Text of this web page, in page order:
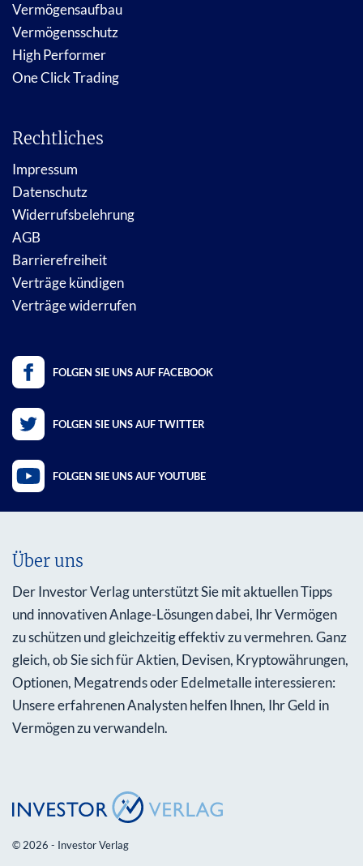
Vermögensaufbau
Vermögensschutz
High Performer
One Click Trading
Rechtliches
Impressum
Datenschutz
Widerrufsbelehrung
AGB
Barrierefreiheit
Verträge kündigen
Verträge widerrufen
FOLGEN SIE UNS AUF FACEBOOK
FOLGEN SIE UNS AUF TWITTER
FOLGEN SIE UNS AUF YOUTUBE
Über uns
Der Investor Verlag unterstützt Sie mit aktuellen Tipps
und innovativen Anlage-Lösungen dabei, Ihr Vermögen
zu schützen und gleichzeitig effektiv zu vermehren. Ganz
gleich, ob Sie sich für Aktien, Devisen, Kryptowährungen,
Optionen, Megatrends oder Edelmetalle interessieren:
Unsere erfahrenen Analysten helfen Ihnen, Ihr Geld in
Vermögen zu verwandeln.
© 2026 - Investor Verlag